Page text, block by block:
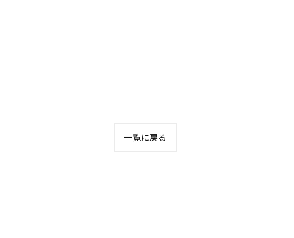
一覧に戻る